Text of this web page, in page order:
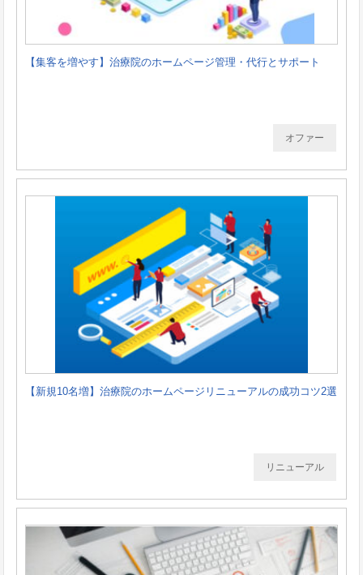
【集客を増やす】治療院のホームページ管理・代行とサポート
オファー
【新規10名増】治療院のホームページリニューアルの成功コツ2選
リニューアル